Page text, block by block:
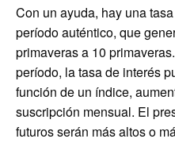
Con un ayuda, hay una
período auténtico, que
primaveras a 10
período, la tasa de interés
función de un índice,
suscripción mensual. El
futuros serán más altos o